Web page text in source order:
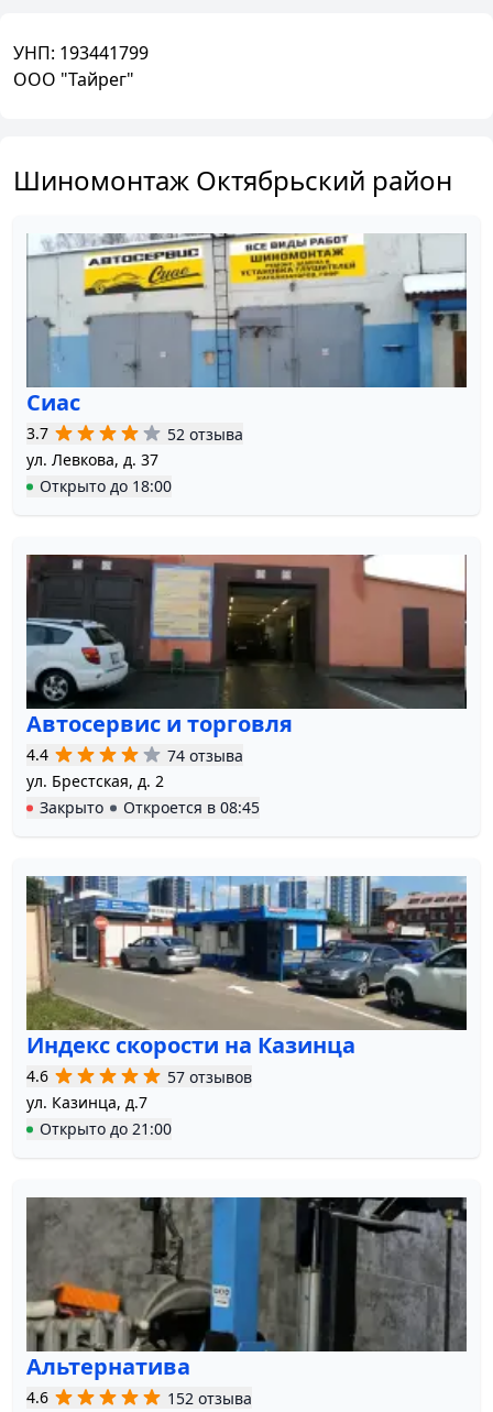
УНП: 193441799
OOO "Тайрег"
Шиномонтаж Октябрьский район
Сиас
3.7
52 отзыва
ул. Левкова, д. 37
Открыто до 18:00
Автосервис и торговля
4.4
74 отзыва
ул. Брестская, д. 2
Закрыто
Откроется в 08:45
Индекс скорости на Казинца
4.6
57 отзывов
ул. Казинца, д.7
Открыто до 21:00
Альтернатива
4.6
152 отзыва